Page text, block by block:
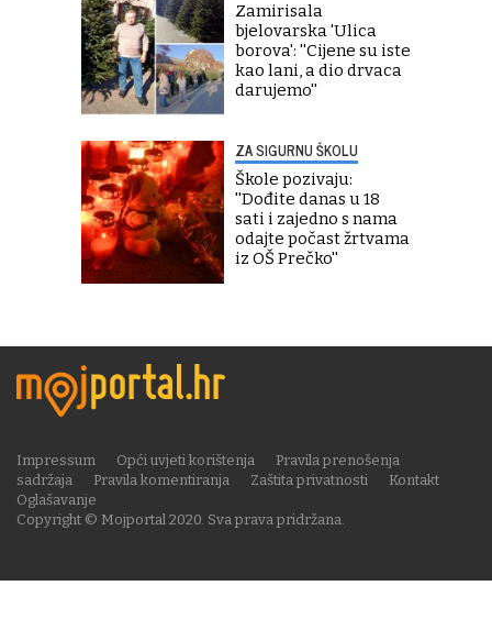
Zamirisala
bjelovarska 'Ulica
borova': ''Cijene su iste
kao lani, a dio drvaca
darujemo''
ZA SIGURNU ŠKOLU
Škole pozivaju:
''Dođite danas u 18
sati i zajedno s nama
odajte počast žrtvama
iz OŠ Prečko''
Copyright © Mojportal 2020. Sva prava pridržana.
Impressum Opći uvjeti korištenja
Pravila prenošenja
sadržaja
Pravila komentiranja Zaštita privatnosti
Kontakt
Oglašavanje